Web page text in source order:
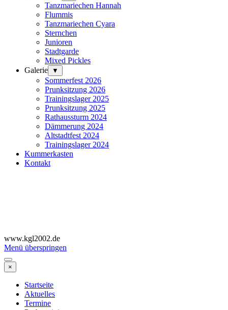
Tanzmariechen Hannah
Flummis
Tanzmariechen Cyara
Sternchen
Junioren
Stadtgarde
Mixed Pickles
Galerie
▼
Sommerfest 2026
Prunksitzung 2026
Trainingslager 2025
Prunksitzung 2025
Rathaussturm 2024
Dämmerung 2024
Altstadtfest 2024
Trainingslager 2024
Kummerkasten
Kontakt
www.kgl2002.de
Menü überspringen
×
Startseite
Aktuelles
Termine